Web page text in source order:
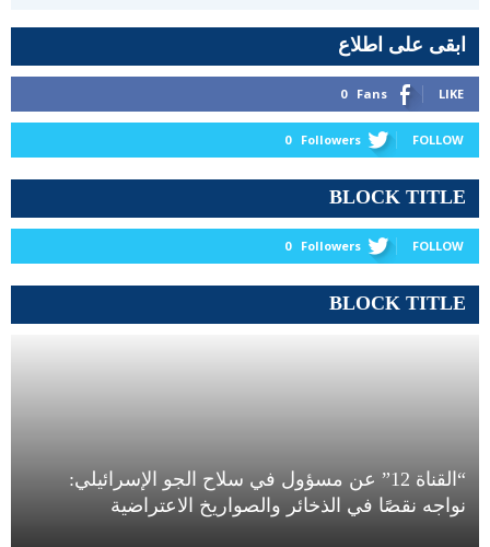
ابقى على اطلاع
0 Fans LIKE
0 Followers FOLLOW
BLOCK TITLE
0 Followers FOLLOW
BLOCK TITLE
“القناة 12” عن مسؤول في سلاح الجو الإسرائيلي:
نواجه نقصًا في الذخائر والصواريخ الاعتراضية